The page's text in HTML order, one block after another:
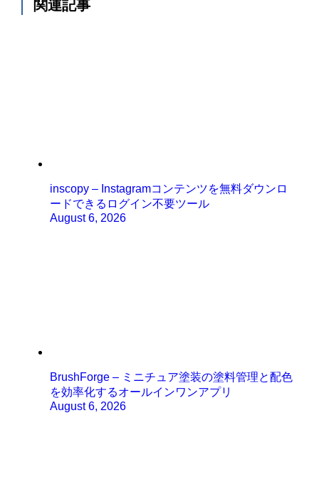
関連記事
inscopy – Instagramコンテンツを無料ダウンロ
ードできるログイン不要ツール
August 6, 2026
BrushForge – ミニチュア塗装の塗料管理と配色
を効率化するオールインワンアプリ
August 6, 2026